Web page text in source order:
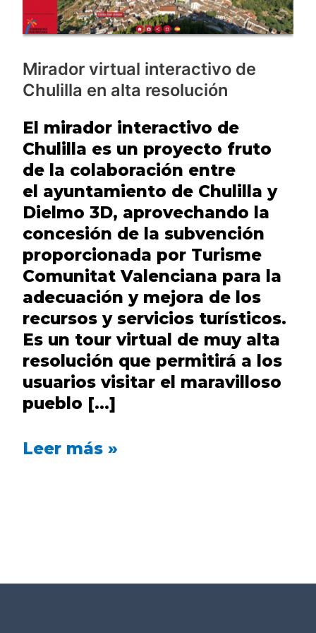
Mirador virtual interactivo de
Chulilla en alta resolución
El mirador interactivo de
Chulilla es un proyecto fruto
de la colaboración entre
el ayuntamiento de Chulilla y
Dielmo 3D, aprovechando la
concesión de la subvención
proporcionada por Turisme
Comunitat Valenciana para la
adecuación y mejora de los
recursos y servicios turísticos.
Es un tour virtual de muy alta
resolución que permitirá a los
usuarios visitar el maravilloso
pueblo […]
alta
resolución
Leer más »